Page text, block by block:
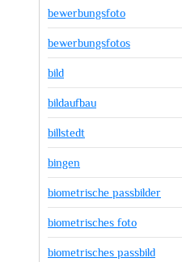
bewerbungsfoto
bewerbungsfotos
bild
bildaufbau
billstedt
bingen
biometrische passbilder
biometrisches foto
biometrisches passbild